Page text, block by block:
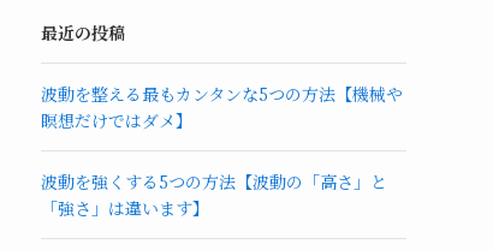
最近の投稿
波動を整える最もカンタンな5つの方法【機械や
瞑想だけではダメ】
波動を強くする5つの方法【波動の「高さ」と
「強さ」は違います】